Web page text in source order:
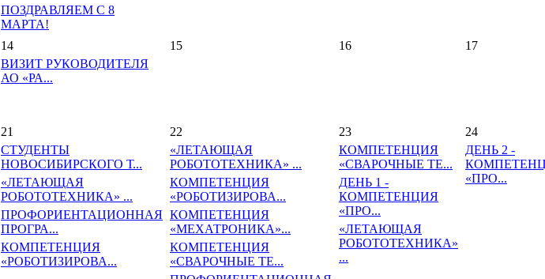
ПОЗДРАВЛЯЕМ С 8
МАРТА!
14
ВИЗИТ РУКОВОДИТЕЛЯ
АО «РА...
15 16 17
21
СТУДЕНТЫ
НОВОСИБИРСКОГО Т...
«ЛЕТАЮЩАЯ
РОБОТОТЕХНИКА» ...
ПРОФОРИЕНТАЦИОННАЯ
ПРОГРА...
КОМПЕТЕНЦИЯ
«РОБОТИЗИРОВА...
22
«ЛЕТАЮЩАЯ
РОБОТОТЕХНИКА» ...
КОМПЕТЕНЦИЯ
«РОБОТИЗИРОВА...
КОМПЕТЕНЦИЯ
«МЕХАТРОНИКА»...
КОМПЕТЕНЦИЯ
«СВАРОЧНЫЕ ТЕ...
23
КОМПЕТЕНЦИЯ
«СВАРОЧНЫЕ ТЕ...
ДЕНЬ 1 -
КОМПЕТЕНЦИЯ
«ПРО...
«ЛЕТАЮЩАЯ
РОБОТОТЕХНИКА»
...
24
ДЕНЬ 2 -
«ПРО...